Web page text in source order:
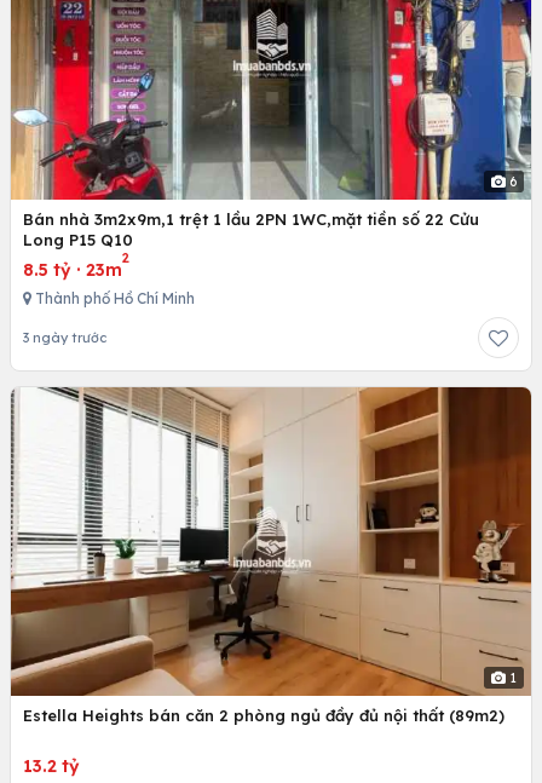
6
Bán nhà 3m2x9m,1 trệt 1 lầu 2PN 1WC,mặt tiền số 22 Cửu
Long P15 Q10
8.5 tỷ · 23m
2
Thành phố Hồ Chí Minh
3 ngày trước
1
Estella Heights bán căn 2 phòng ngủ đầy đủ nội thất (89m2)
13.2 tỷ